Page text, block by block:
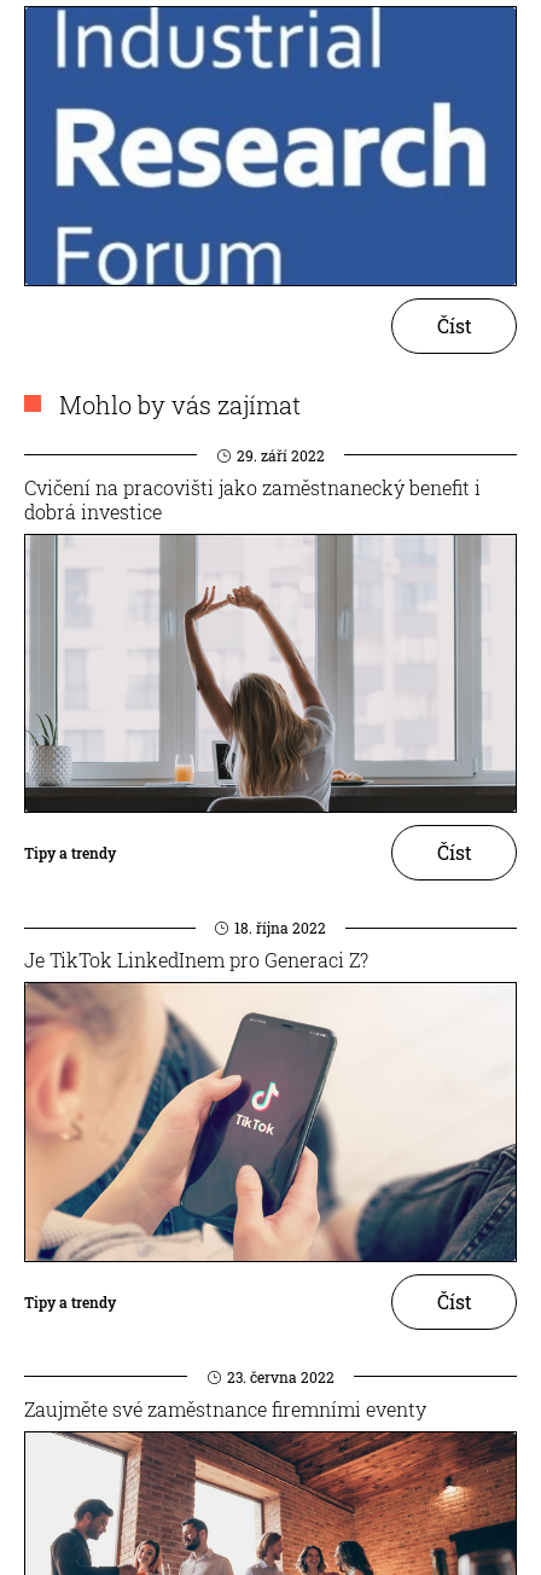
Číst
Mohlo by vás zajímat
29. září 2022
Cvičení na pracovišti jako zaměstnanecký benefit i
dobrá investice
Tipy a trendy Číst
18. října 2022
Je TikTok LinkedInem pro Generaci Z?
Tipy a trendy Číst
23. června 2022
Zaujměte své zaměstnance firemními eventy